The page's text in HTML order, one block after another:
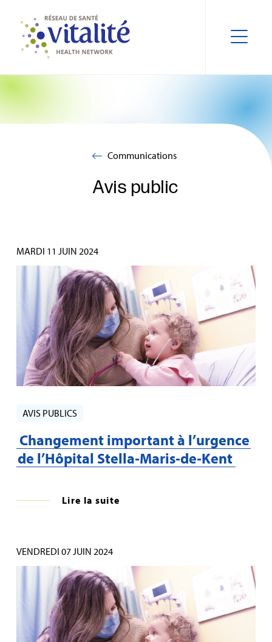
Communications
Avis public
MARDI 11 JUIN 2024
AVIS PUBLICS
Changement important à l’urgence
de l’Hôpital Stella‑Maris‑de‑Kent
Lire la suite
VENDREDI 07 JUIN 2024